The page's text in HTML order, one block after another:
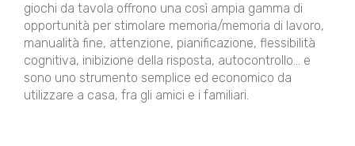
giochi da tavola offrono una così ampia gamma di
opportunità per stimolare memoria/memoria di lavoro,
manualità fine, attenzione, pianificazione, flessibilità
cognitiva, inibizione della risposta, autocontrollo… e
sono uno strumento semplice ed economico da
utilizzare a casa, fra gli amici e i familiari.